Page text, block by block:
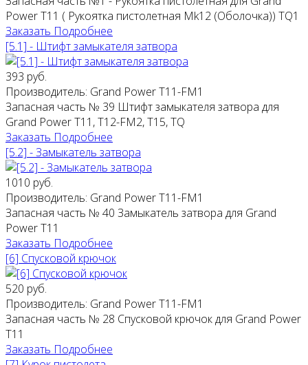
Power T11 ( Рукоятка пистолетная Mk12 (Оболочка)) ТQ1
Заказать Подробнее
[5.1] - Штифт замыкателя затвора
393 руб.
Производитель: Grand Power T11-FM1
Запасная часть № 39 Штифт замыкателя затвора для
Grand Power T11, Т12-FM2, Т15, TQ
Заказать Подробнее
[5.2] - Замыкатель затвора
1010 руб.
Производитель: Grand Power T11-FM1
Запасная часть № 40 Замыкатель затвора для Grand
Power T11
Заказать Подробнее
[6] Спусковой крючок
520 руб.
Производитель: Grand Power T11-FM1
Запасная часть № 28 Спусковой крючок для Grand Power
T11
Заказать Подробнее